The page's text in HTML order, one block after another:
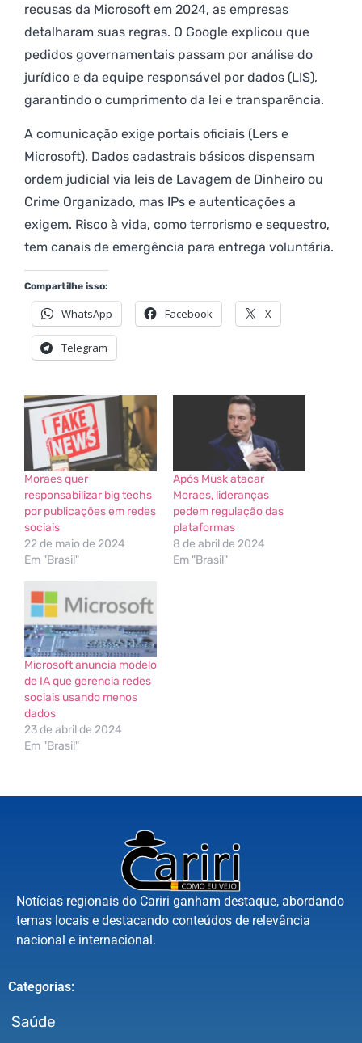
recusas da Microsoft em 2024, as empresas
detalharam suas regras. O Google explicou que
pedidos governamentais passam por análise do
jurídico e da equipe responsável por dados (LIS),
garantindo o cumprimento da lei e transparência.
A comunicação exige portais oficiais (Lers e
Microsoft). Dados cadastrais básicos dispensam
ordem judicial via leis de Lavagem de Dinheiro ou
Crime Organizado, mas IPs e autenticações a
exigem. Risco à vida, como terrorismo e sequestro,
tem canais de emergência para entrega voluntária.
Compartilhe isso:
WhatsApp Facebook X
Telegram
Moraes quer
responsabilizar big techs
por publicações em redes
sociais
22 de maio de 2024
Em "Brasil"
Após Musk atacar
Moraes, lideranças
pedem regulação das
plataformas
8 de abril de 2024
Em "Brasil"
Microsoft anuncia modelo
de IA que gerencia redes
sociais usando menos
dados
23 de abril de 2024
Em "Brasil"
Notícias regionais do Cariri ganham destaque, abordando
temas locais e destacando conteúdos de relevância
nacional e internacional.
Categorias:
Saúde